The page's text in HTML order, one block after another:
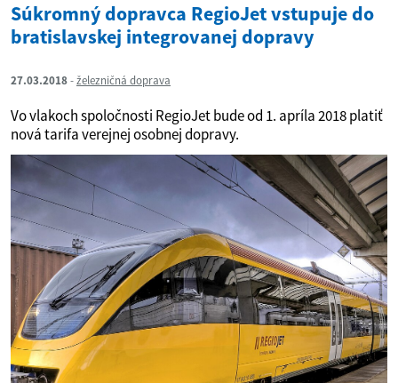
Súkromný dopravca RegioJet vstupuje do
bratislavskej integrovanej dopravy
27.03.2018 železničná doprava
Vo vlakoch spoločnosti RegioJet bude od 1. apríla 2018 platiť
nová tarifa verejnej osobnej dopravy.